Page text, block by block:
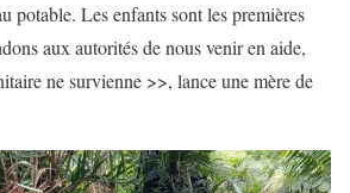
potable. Les enfants sont les premières
aux autorités de nous venir en aide,
ne survienne >>, lance une mère de